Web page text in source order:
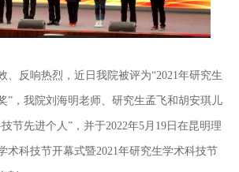
、反响热烈，近日我院被评为“2021年研究生
”，我院刘海明老师、研究生孟飞和胡安琪儿
节先进个人”，并于2022年5月19日在昆明理
术科技节开幕式暨2021年研究生学术科技节